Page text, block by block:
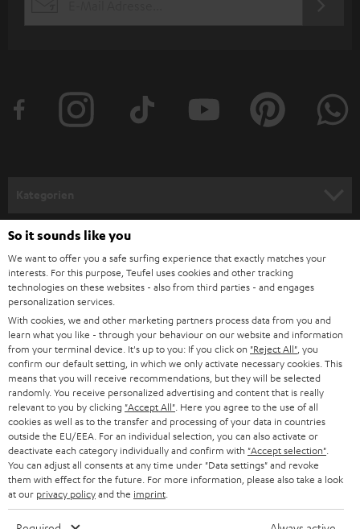
e
e
l
d
u
n
g
HEIMKINO
HEIMKINO-KOMPLETTANLAGEN
SOUNDBARS
STEREO
SMART HOME
BLUETOOTH-LAUTSPRECHER
KOPFHÖRER
BLUETOOTH-KOPFHÖRER
Unternehmen
SUPPORT
PRESSE & MARKETING
GESCHÄFTSKUNDEN
PARTNERPROGRAMM
BLOG
NEWSLETTER
STORES
Teufel Onlineshops
DEUTSCHLAND
ÖSTERREICH
SCHWEIZ
NIEDERLANDE
BELGIEN
So it sounds like you
We want to offer you a safe surfing experience that exactly matches your
interests. For this purpose, Teufel uses cookies and other tracking
technologies on these websites - also from third parties - and engages
personalization services.
With cookies, we and other marketing partners process data from you and
learn what you like - through your behaviour on our website and information
from your terminal device. It's up to you: If you click on "Reject All" , you
confirm our default setting, in which we only activate necessary cookies. This
means that you will receive recommendations, but they will be selected
randomly. You receive personalized advertising and content that is really
relevant to you by clicking "Accept All" . Here you agree to the use of all
cookies as well as to the transfer and processing of your data in countries
outside the EU/EEA. For an individual selection, you can also activate or
deactivate each category individually and confirm with "Accept selection"
You can adjust all consents at any time under "Data settings" and revoke
them with effect for the future. For more information, please also take a look
at our privacy policyand the imprint